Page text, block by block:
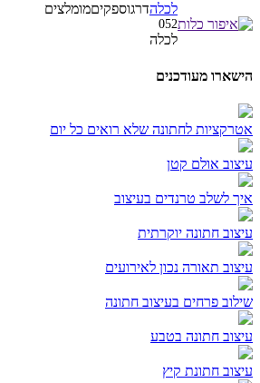
לכלהדרגוספקיםמומלצים
052
לכלה
הישארו מעודכנים
אטרקציות לחתונה שלא רואים כל יום
עיצוב אולם קטן
איך לשלב טרנדים בעיצוב
עיצוב חתונה יוקרתית
עיצוב תאורה נכון לאירועים
שילוב פרחים בעיצוב חתונה
עיצוב חתונה בטבע
עיצוב חתונת קיץ